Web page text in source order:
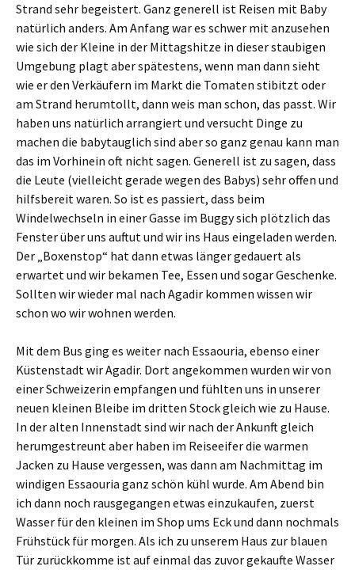
Strand sehr begeistert. Ganz generell ist Reisen mit Baby
natürlich anders. Am Anfang war es schwer mit anzusehen
wie sich der Kleine in der Mittagshitze in dieser staubigen
Umgebung plagt aber spätestens, wenn man dann sieht
wie er den Verkäufern im Markt die Tomaten stibitzt oder
am Strand herumtollt, dann weis man schon, das passt. Wir
haben uns natürlich arrangiert und versucht Dinge zu
machen die babytauglich sind aber so ganz genau kann man
das im Vorhinein oft nicht sagen. Generell ist zu sagen, dass
die Leute (vielleicht gerade wegen des Babys) sehr offen und
hilfsbereit waren. So ist es passiert, dass beim
Windelwechseln in einer Gasse im Buggy sich plötzlich das
Fenster über uns auftut und wir ins Haus eingeladen werden.
Der „Boxenstop“ hat dann etwas länger gedauert als
erwartet und wir bekamen Tee, Essen und sogar Geschenke.
Sollten wir wieder mal nach Agadir kommen wissen wir
schon wo wir wohnen werden.
Mit dem Bus ging es weiter nach Essaouria, ebenso einer
Küstenstadt wir Agadir. Dort angekommen wurden wir von
einer Schweizerin empfangen und fühlten uns in unserer
neuen kleinen Bleibe im dritten Stock gleich wie zu Hause.
In der alten Innenstadt sind wir nach der Ankunft gleich
herumgestreunt aber haben im Reiseeifer die warmen
Jacken zu Hause vergessen, was dann am Nachmittag im
windigen Essaouria ganz schön kühl wurde. Am Abend bin
ich dann noch rausgegangen etwas einzukaufen, zuerst
Wasser für den kleinen im Shop ums Eck und dann nochmals
Frühstück für morgen. Als ich zu unserem Haus zur blauen
Tür zurückkomme ist auf einmal das zuvor gekaufte Wasser